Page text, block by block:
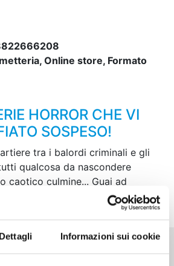
Dettagli Informazioni sui cookie
Online store, Formato
HORROR CHE VI
SOSPESO!
tra i balordi criminali e gli
qualcosa da nascondere
caotico culmine... Guai ad